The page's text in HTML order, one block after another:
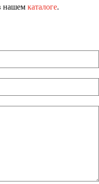
нашем каталоге.